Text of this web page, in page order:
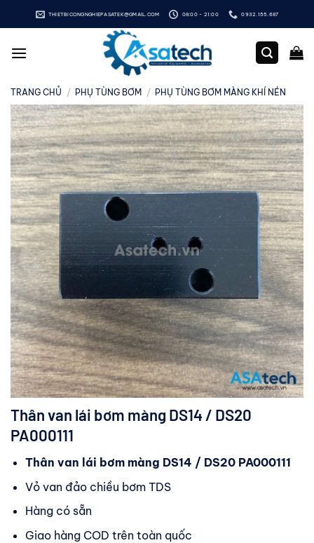
qua
dung
THIETBICONGNGHIEPASATEK@GMAIL.COM 08:00 - 21:00 0932.155.687
TRANG CHỦ / PHỤ TÙNG BƠM / PHỤ TÙNG BƠM MÀNG KHÍ NÉN
Thân van lái bơm màng DS14 / DS20
PA000111
Thân van lái bơm màng DS14 / DS20 PA000111
Vỏ van đảo chiều bơm TDS
Hàng có sẵn
Giao hàng COD trên toàn quốc